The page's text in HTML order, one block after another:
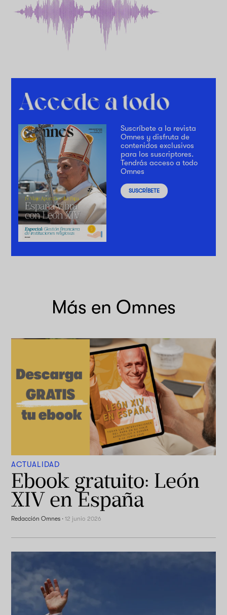
Suscríbete a la revista
Omnes y disfruta de
contenidos exclusivos
para los suscriptores.
Tendrás acceso a todo
Omnes
SUSCRÍBETE
Más en Omnes
ACTUALIDAD
Ebook gratuito: León
XIV en España
Redacción Omnes ·12 junio 2026